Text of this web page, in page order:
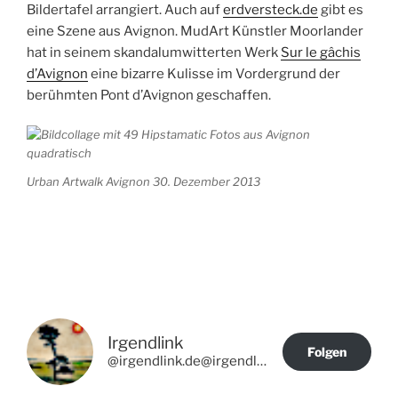
Bildertafel arrangiert. Auch auferdversteck.de gibt es
eine Szene aus Avignon. MudArt Künstler Moorlander
hat in seinem skandalumwitterten Werk Sur le gâchis
d’Avignon eine bizarre Kulisse im Vordergrund der
berühmten Pont d’Avignon geschaffen.
Urban Artwalk Avignon 30. Dezember 2013
Irgendlink
@irgendlink.de@irgendlink.de
Folgen